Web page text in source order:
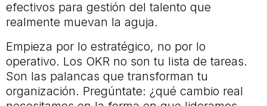
efectivos para gestión del talento que
realmente muevan la aguja.
Empieza por lo estratégico, no por lo
operativo. Los OKR no son tu lista de tareas.
Son las palancas que transforman tu
organización. Pregúntate: ¿qué cambio real